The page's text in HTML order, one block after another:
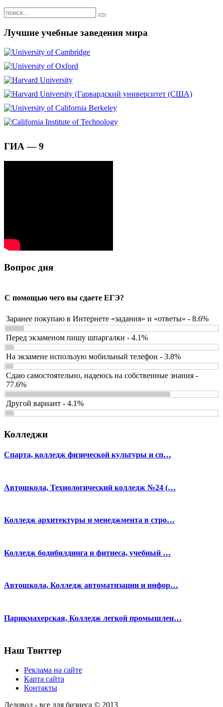
Лучшие учебные заведения мира
ГИА — 9
Вопрос дня
С помощью чего вы сдаете ЕГЭ?
Заранее покупаю в Интернете «задания» и «ответы» - 8.6%
Перед экзаменом пишу шпаргалки - 4.1%
На экзамене использую мобильный телефон - 3.8%
Сдаю самостоятельно, надеюсь на собственные знания -
77.6%
Другой вариант - 4.1%
Колледжи
Спарта, колледж физической культуры и сп…
Автошкола, Технологический колледж №24 (…
Колледж архитектуры и менеджмента в стро…
Колледж бодибилдинга и фитнеса, учебный …
Автошкола, Колледж автоматизации и инфор…
Парикмахерская, Колледж легкой промышлен…
Наш Твиттер
Реклама на сайте
Карта сайта
Контакты
Деловод - все для бизнеса © 2013